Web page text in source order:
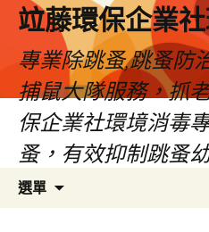
竝藤環保企業
專業除跳蚤,跳蚤防
捕鼠大隊服務，抓
保企業社環境消毒
蚤，有效抑制跳蚤
選單